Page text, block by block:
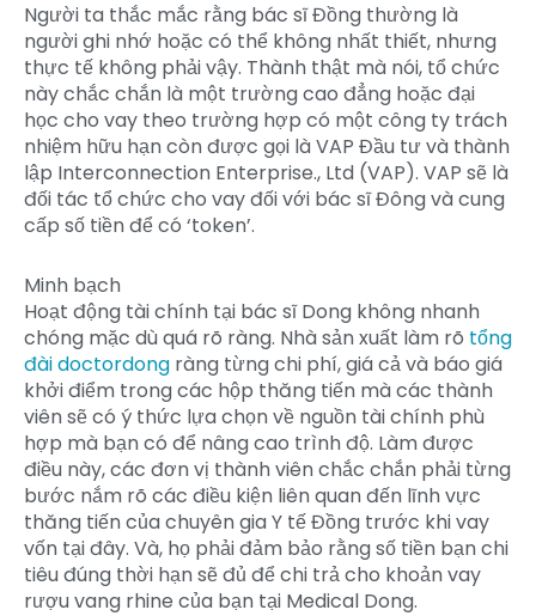
Người ta thắc mắc rằng bác sĩ Đồng thường là
người ghi nhớ hoặc có thể không nhất thiết, nhưng
thực tế không phải vậy. Thành thật mà nói, tổ chức
này chắc chắn là một trường cao đẳng hoặc đại
học cho vay theo trường hợp có một công ty trách
nhiệm hữu hạn còn được gọi là VAP Đầu tư và thành
lập Interconnection Enterprise., Ltd (VAP). VAP sẽ là
đối tác tổ chức cho vay đối với bác sĩ Đông và cung
cấp số tiền để có ‘token’.
Minh bạch
Hoạt động tài chính tại bác sĩ Dong không nhanh
chóng mặc dù quá rõ ràng. Nhà sản xuất làm rõ tổng
đài doctordong ràng từng chi phí, giá cả và báo giá
khởi điểm trong các hộp thăng tiến mà các thành
viên sẽ có ý thức lựa chọn về nguồn tài chính phù
hợp mà bạn có để nâng cao trình độ. Làm được
điều này, các đơn vị thành viên chắc chắn phải từng
bước nắm rõ các điều kiện liên quan đến lĩnh vực
thăng tiến của chuyên gia Y tế Đồng trước khi vay
vốn tại đây. Và, họ phải đảm bảo rằng số tiền bạn chi
tiêu đúng thời hạn sẽ đủ để chi trả cho khoản vay
rượu vang rhine của bạn tại Medical Dong.